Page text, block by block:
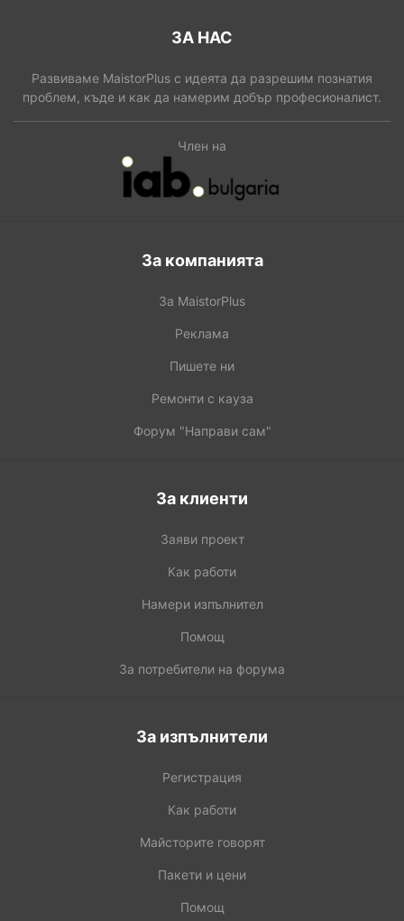
ЗА НАС
Развиваме MaistorPlus с идеята да разрешим познатия
проблем, къде и как да намерим добър професионалист.
Член на
За компанията
За MaistorPlus
Реклама
Пишете ни
Ремонти с кауза
Форум "Направи сам"
За клиенти
Заяви проект
Как работи
Намери изпълнител
Помощ
За потребители на форума
За изпълнители
Регистрация
Как работи
Майсторите говорят
Пакети и цени
Помощ